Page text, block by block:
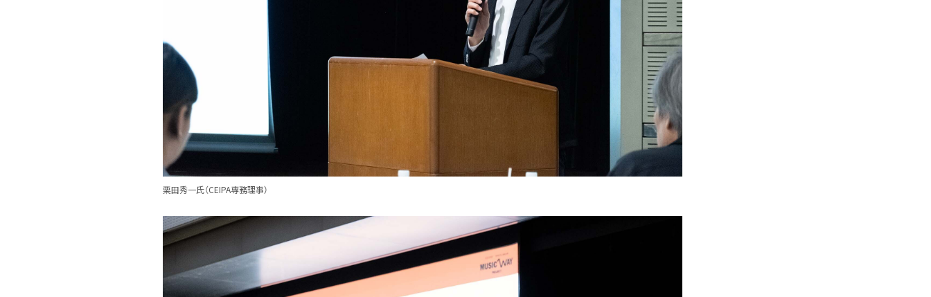
栗田秀一氏（CEIPA専務理事）